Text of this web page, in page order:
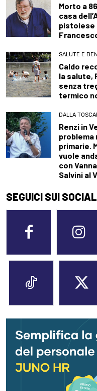
Morto a
casa
pistoiese
SALUTE E
Caldo
la salute,
senza
termico
DALLA
Renzi in
problema
primarie.
vuole
con
Salvini al
SEGUICI SUI SOCIAL